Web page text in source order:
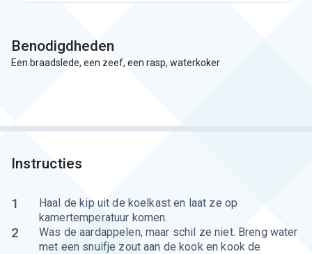
Benodigdheden
Een braadslede, een zeef, een rasp, waterkoker
Instructies
1
Haal de kip uit de koelkast en laat ze op
kamertemperatuur komen.
2
Was de aardappelen, maar schil ze niet. Breng water
met een snuifje zout aan de kook en kook de